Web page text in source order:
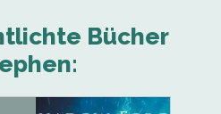
Bücher